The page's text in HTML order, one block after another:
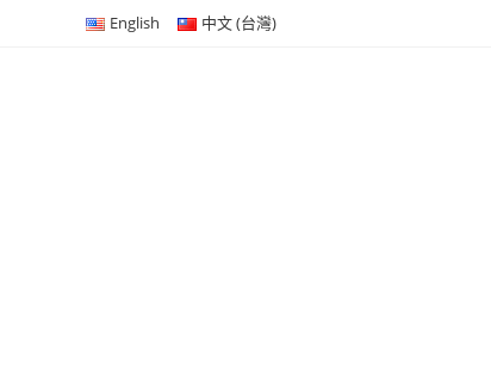
English 中文 (台灣)